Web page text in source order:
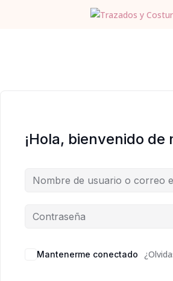
¡Hola, bienvenido de
Mantenerme conectado